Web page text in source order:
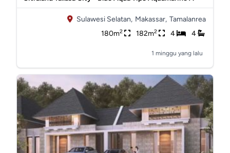
Sulawesi Selatan, Makassar, Tamalanrea
180m2 182m2 4 4
1 minggu yang lalu